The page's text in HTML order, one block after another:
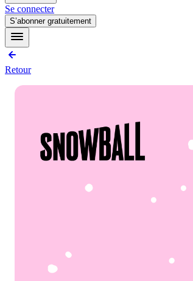
Se connecter
S’abonner gratuitement
Retour